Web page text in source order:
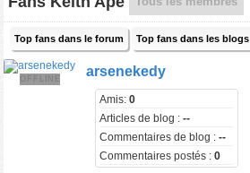
Top fans dans le forum Top fans dans les blogs
OFFLINE arsenekedy
Amis:0
Articles de blog :--
Commentaires de blog :--
Commentaires postés :0